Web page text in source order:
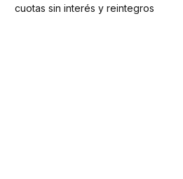
cuotas sin interés y reintegros